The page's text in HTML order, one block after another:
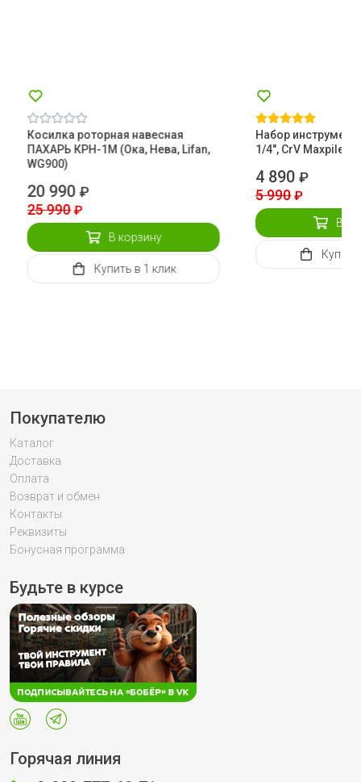
Косилка роторная навесная
ПАХАРЬ КРН-1М (Ока, Нева, Lifan,
WG900)
20 990₽
25 990 ₽
В корзину
Купить в 1 клик
Набор
1/4", CrV Maxpiler
4 890 ₽
5 990 ₽
В
Купить
Покупателю
Каталог
Доставка
Оплата
Возврат и обмен
Контакты
Реквизиты
Бонусная программа
Будьте в курсе
Горячая линия